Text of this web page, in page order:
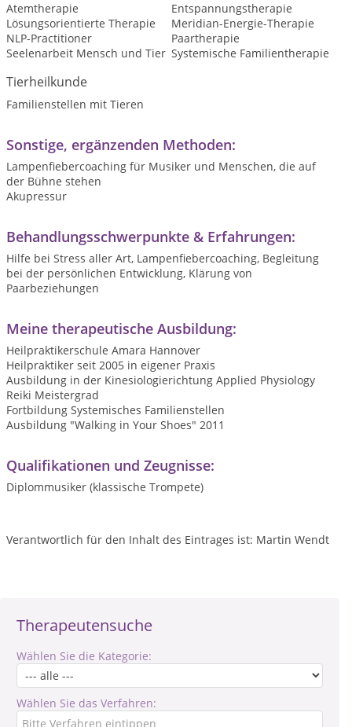
Therapeutensuche
Wählen Sie die Kategorie:
Wählen Sie das Verfahren:
Atemtherapie
Entspannungstherapie
Lösungsorientierte Therapie
Meridian-Energie-Therapie
NLP-Practitioner
Paartherapie
Seelenarbeit Mensch und Tier Systemische Familientherapie
Tierheilkunde
Familienstellen mit Tieren
Sonstige, ergänzenden Methoden:
Lampenfiebercoaching für Musiker und Menschen, die auf
der Bühne stehen
Akupressur
Behandlungsschwerpunkte & Erfahrungen:
Hilfe bei Stress aller Art, Lampenfiebercoaching, Begleitung
bei der persönlichen Entwicklung, Klärung von
Paarbeziehungen
Meine therapeutische Ausbildung:
Heilpraktikerschule Amara Hannover
Heilpraktiker seit 2005 in eigener Praxis
Ausbildung in der Kinesiologierichtung Applied Physiology
Reiki Meistergrad
Fortbildung Systemisches Familienstellen
Ausbildung "Walking in Your Shoes" 2011
Qualifikationen und Zeugnisse:
Diplommusiker (klassische Trompete)
Verantwortlich für den Inhalt des Eintrages ist: Martin Wendt